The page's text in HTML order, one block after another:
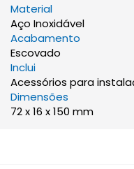
Material
Aço Inoxidável
Acabamento
Escovado
Inclui
Acessórios para
Dimensões
72 x 16 x 150 mm